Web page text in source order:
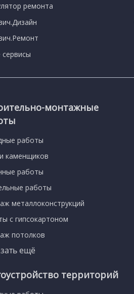
ремонта
сервисы
монтажные
работы
каменщиков
работы
работы
металлоконструкций
с гипсокартоном
потолков
ещё
территорий